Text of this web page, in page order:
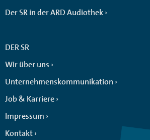
Der SR in der ARD Audiothek
DER SR
Wir über uns
Unternehmenskommunikation
Job & Karriere
Impressum
Kontakt